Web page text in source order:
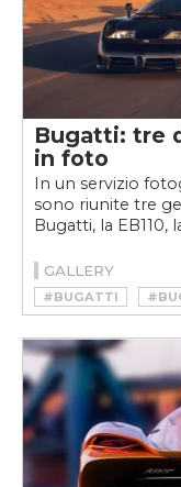
Bugatti: tre
in foto
In un servizio
sono riunite tre
Bugatti, la EB110,
GALLERY
#BUGATTI
#BUGATTI EB110
#CHIRON
#HYPERCAR